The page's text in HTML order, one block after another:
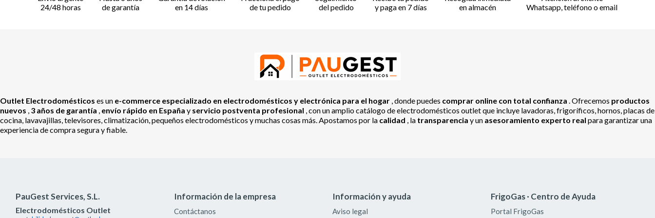
24/48 horas
de garantía
en 14 días
de tu pedido
del pedido
y paga en 7 días
en almacén
Whatsapp, teléfono o email
Outlet Electrodomésticos es un e-commerce especializado en electrodomésticos y electrónica para el hogar , donde puedes comprar online con total confianza . Ofrecemos productos
nuevos , 3 años de garantía , envío rápido en España y servicio postventa profesional , con un amplio catálogo de electrodomésticos outlet que incluye lavadoras, frigoríficos, hornos, placas de
cocina, lavavajillas, televisores, climatización, pequeños electrodomésticos y muchas cosas más. Apostamos por la calidad , la transparencia y un asesoramiento experto real para garantizar una
experiencia de compra segura y fiable.
PauGest Services, S.L.
Electrodomésticos Outlet
Información de la empresa
Contáctanos
Información y ayuda
Aviso legal
FrigoGas · Centro de Ayuda
Portal FrigoGas